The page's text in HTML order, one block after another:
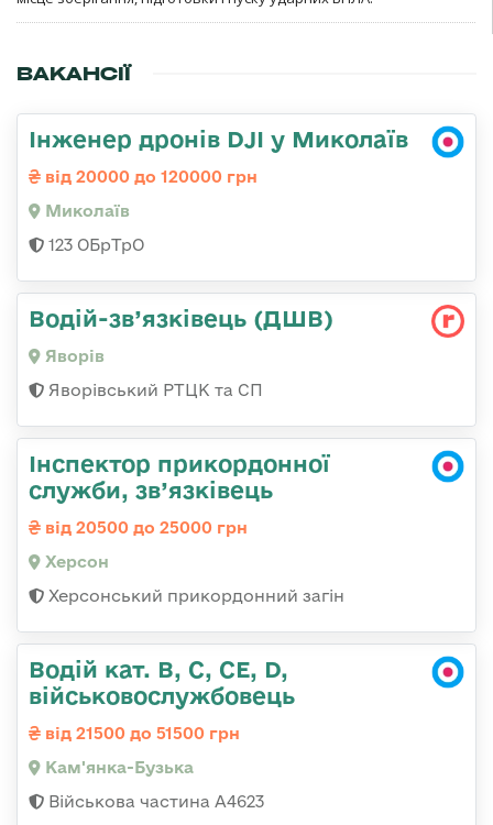
ВАКАНСІЇ
Інженер дронів DJI у Миколаїв
від 20000 до 120000 грн
Миколаїв
123 ОБрТрО
Водій-зв’язківець (ДШВ)
Яворів
Яворівський РТЦК та СП
Інспектор прикордонної
служби, зв’язківець
від 20500 до 25000 грн
Херсон
Херсонський прикордонний загін
Водій кат. B, C, СЕ, D,
військовослужбовець
від 21500 до 51500 грн
Кам'янка-Бузька
Військова частина А4623